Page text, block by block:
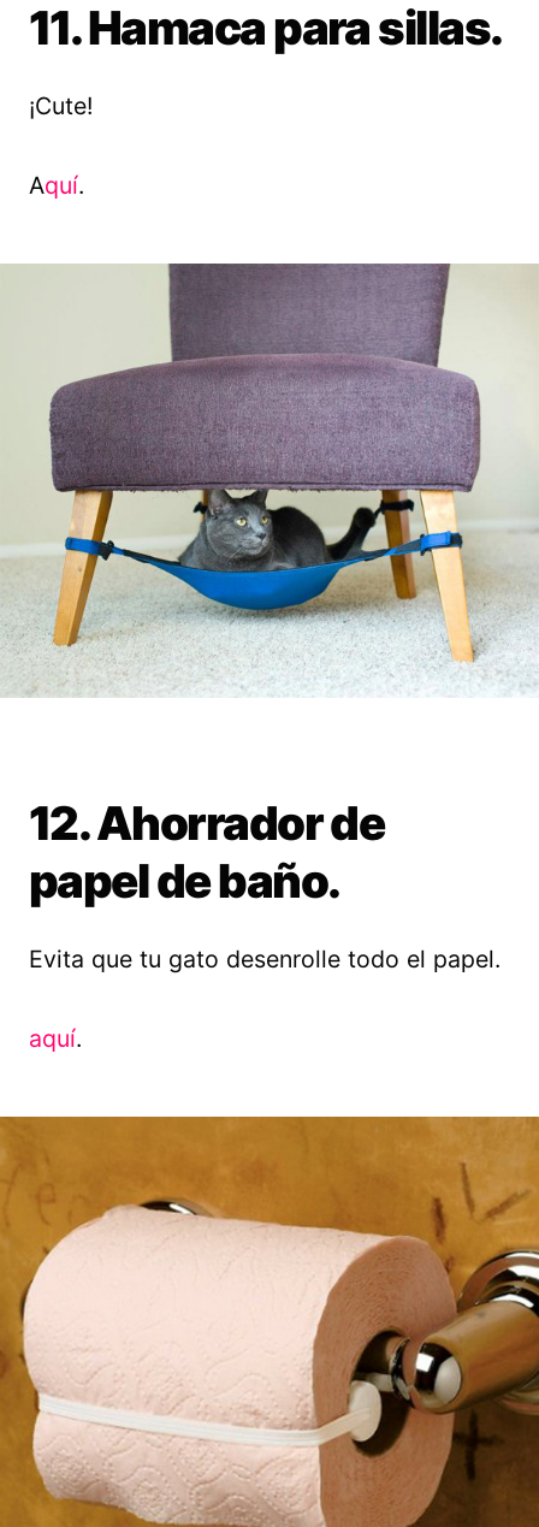
11. Hamaca para sillas.
¡Cute!
Aquí.
12. Ahorrador de
papel de baño.
Evita que tu gato desenrolle todo el papel.
aquí.